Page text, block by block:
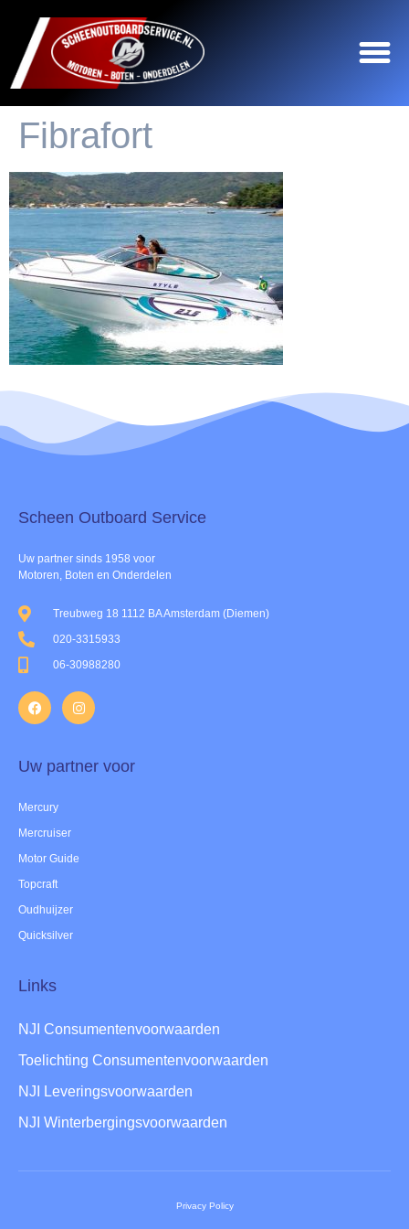
Fibrafort
Scheen Outboard Service​
Uw partner sinds 1958 voor
Motoren, Boten en Onderdelen
Treubweg 18 1112 BA Amsterdam (Diemen)
020-3315933
06-30988280
Uw partner voor
Mercury
Mercruiser
Motor Guide
Topcraft
Oudhuijzer
Quicksilver
Links
NJI Consumentenvoorwaarden
Toelichting Consumentenvoorwaarden
NJI Leveringsvoorwaarden
NJI Winterbergingsvoorwaarden
Privacy Policy